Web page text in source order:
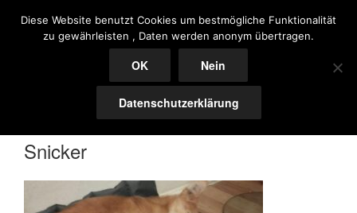
InhaltARI PAWS – DOGS IN NEED
ARI PAWS – DOGS IN NEED – ANIMAL RESCUE
Menü
Snicker
Diese Website benutzt Cookies um bestmögliche Funktionalität
zu gewährleisten , Daten werden anonym übertragen.
OK Nein
Datenschutzerklärung